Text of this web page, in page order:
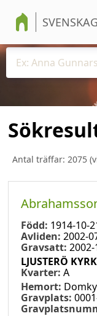
Antal träffar: 2075
Född: 1914-10-
Avliden: 2002-
Gravsatt:
LJUSTERÖ
Kvarter: A
Hemort:
Gravplats: